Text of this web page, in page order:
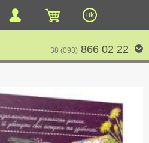
uk
+38 (093) 866 02 22